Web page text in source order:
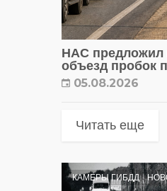
НАС предложил
объезд пробок
05.08.2026
Читать еще
КАМЕРЫ ГИБДД